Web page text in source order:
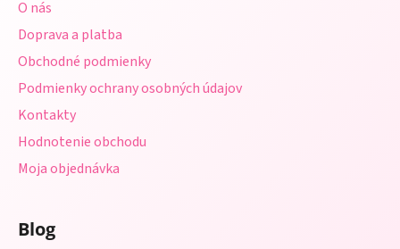
O nás
Doprava a platba
Obchodné podmienky
Podmienky ochrany osobných údajov
Kontakty
Hodnotenie obchodu
Moja objednávka
Blog